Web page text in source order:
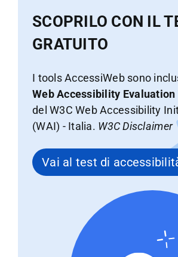
SCOPRILO CON IL
GRATUITO
I tools AccessiWeb sono
Web Accessibility Evaluation
del W3C Web Accessibility
(WAI) - Italia. W3C Disclaimer
Vai al test di